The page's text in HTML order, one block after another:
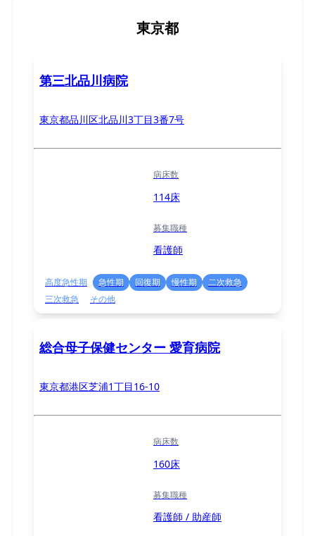
東京都
第三北品川病院
東京都品川区北品川3丁目3番7号
病床数
114床
募集職種
看護師
高度急性期 急性期 回復期 慢性期
二次救急
三次救急
その他
総合母子保健センター 愛育病院
東京都港区芝浦1丁目16-10
病床数
160床
募集職種
看護師 / 助産師